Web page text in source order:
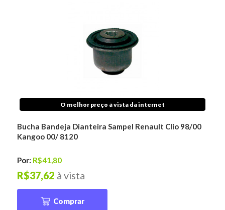
O melhor preço à vista da internet
Bucha Bandeja Dianteira Sampel Renault Clio 98/00
Kangoo 00/ 8120
Por: R$41,80
à vista
R$37,62
Comprar